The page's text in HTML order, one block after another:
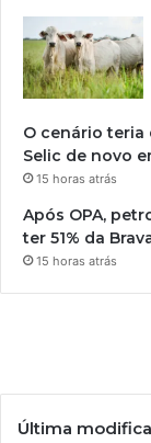
O cenário teria
Selic de novo
15 horas atrás
Após OPA,
ter 51% da
15 horas atrás
Última